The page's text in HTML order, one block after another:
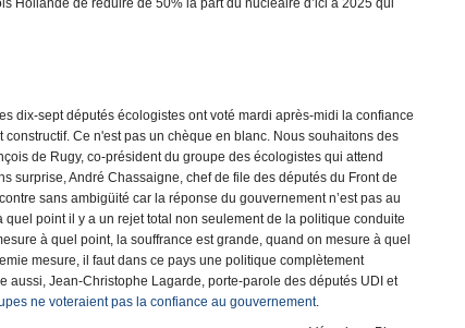
Hollande de réduire de 50% la part du nucléaire d’ici à 2025 qui
dix-sept députés écologistes ont voté mardi après-midi la confiance
Ce n'est pas un chèque en blanc. Nous souhaitons des
de Rugy, co-président du groupe des écologistes qui attend
surprise, André Chassaigne, chef de file des députés du Front de
sans ambigüité car la réponse du gouvernement n’est pas au
point il y a un rejet total non seulement de la politique conduite
à quel point, la souffrance est grande, quand on mesure à quel
mesure, il faut dans ce pays une politique complètement
Jean-Christophe Lagarde, porte-parole des députés UDI et
ne voteraient pas la confiance au gouvernement.